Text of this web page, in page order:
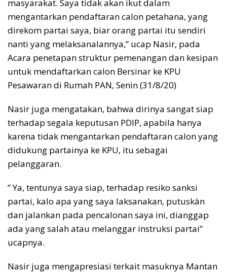
masyarakat. Saya tidak akan ikut dalam
mengantarkan pendaftaran calon petahana, yang
direkom partai saya, biar orang partai itu sendiri
nanti yang melaksanalannya,” ucap Nasir, pada
Acara penetapan struktur pemenangan dan kesipan
untuk mendaftarkan calon Bersinar ke KPU
Pesawaran di Rumah PAN, Senin (31/8/20)
Nasir juga mengatakan, bahwa dirinya sangat siap
terhadap segala keputusan PDIP, apabila hanya
karena tidak mengantarkan pendaftaran calon yang
didukung partainya ke KPU, itu sebagai
pelanggaran.
” Ya, tentunya saya siap, terhadap resiko sanksi
partai, kalo apa yang saya laksanakan, putuskàn
dan jalankan pada pencalonan saya ini, dianggap
ada yang salah atau melanggar instruksi partai”
ucapnya.
Nasir juga mengapresiasi terkait masuknya Mantan